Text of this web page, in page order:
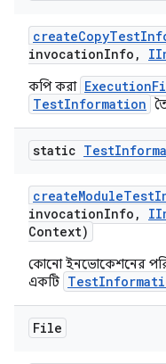
createCopyTest
invocationInfo ,
কপি করা
TestInformation
static Test
createModuleTest
invocationInfo ,
Context)
কোনো ইনভোকেশনের
একটি
File